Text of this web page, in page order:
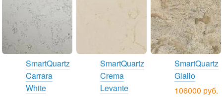
SmartQuartz
Carrara
White
SmartQuartz
Crema
Levante
SmartQuartz
Giallo
106000 руб.